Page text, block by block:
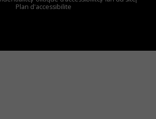
Plan d'accessibilite